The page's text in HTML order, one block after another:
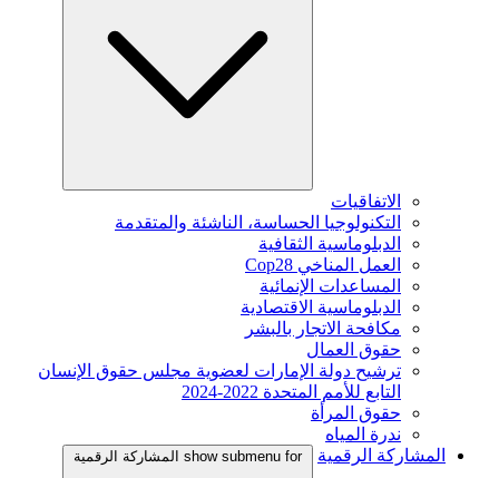
الاتفاقيات
التكنولوجيا الحساسة، الناشئة والمتقدمة
الدبلوماسية الثقافية
العمل المناخي Cop28
المساعدات الإنمائية
الدبلوماسية الاقتصادية
مكافحة الاتجار بالبشر
حقوق العمال
ترشيح دولة الإمارات لعضوية مجلس حقوق الإنسان
التابع للأمم المتحدة 2022-2024
حقوق المرأة
ندرة المياه
المشاركة الرقمية
show submenu for المشاركة الرقمية